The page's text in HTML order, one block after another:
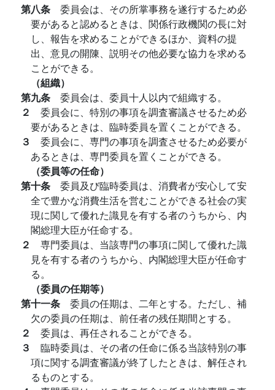
第八条 委員会は、その所掌事務を遂行するため必
要があると認めるときは、関係行政機関の長に対
し、報告を求めることができるほか、資料の提
出、意見の開陳、説明その他必要な協力を求める
ことができる。
（組織）
第九条 委員会は、委員十人以内で組織する。
２ 委員会に、特別の事項を調査審議させるため必
要があるときは、臨時委員を置くことができる。
３ 委員会に、専門の事項を調査させるため必要が
あるときは、専門委員を置くことができる。
（委員等の任命）
第十条 委員及び臨時委員は、消費者が安心して安
全で豊かな消費生活を営むことができる社会の実
現に関して優れた識見を有する者のうちから、内
閣総理大臣が任命する。
２ 専門委員は、当該専門の事項に関して優れた識
見を有する者のうちから、内閣総理大臣が任命す
る。
（委員の任期等）
第十一条 委員の任期は、二年とする。ただし、補
欠の委員の任期は、前任者の残任期間とする。
２ 委員は、再任されることができる。
３ 臨時委員は、その者の任命に係る当該特別の事
項に関する調査審議が終了したときは、解任され
るものとする。